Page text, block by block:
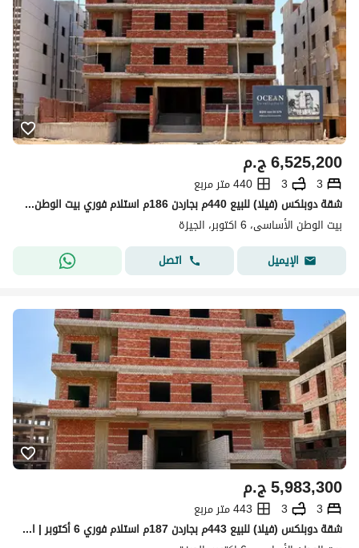
ج.م6,525,200
3
3
440 متر مربع
شقة دوبلكس (فيلا) للبيع 440م بجاردن 186م استلام فوري بيت الوطن الأساسي 6 أكتوبر | على بعد خطوات من وصلة دهشور
بيت الوطن الأساسى، 6 اكتوبر، الجيزة
الإيميل
اتصل
ج.م5,983,300
3
3
443 متر مربع
شقة دوبلكس (فيلا) للبيع 443م بجاردن 187م استلام فوري 6 أكتوبر | امام مدخل زايد 4